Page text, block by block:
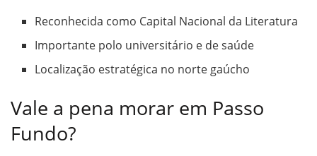
Reconhecida como Capital Nacional da Literatura
Importante polo universitário e de saúde
Localização estratégica no norte gaúcho
Vale a pena morar em Passo
Fundo?